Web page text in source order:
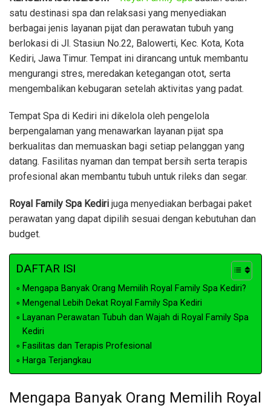
satu destinasi spa dan relaksasi yang menyediakan
berbagai jenis layanan pijat dan perawatan tubuh yang
berlokasi di Jl. Stasiun No.22, Balowerti, Kec. Kota, Kota
Kediri, Jawa Timur. Tempat ini dirancang untuk membantu
mengurangi stres, meredakan ketegangan otot, serta
mengembalikan kebugaran setelah aktivitas yang padat.
Tempat Spa di Kediri ini dikelola oleh pengelola
berpengalaman yang menawarkan layanan pijat spa
berkualitas dan memuaskan bagi setiap pelanggan yang
datang. Fasilitas nyaman dan tempat bersih serta terapis
profesional akan membantu tubuh untuk rileks dan segar.
Royal Family Spa Kediri juga menyediakan berbagai paket
perawatan yang dapat dipilih sesuai dengan kebutuhan dan
budget.
DAFTAR ISI
Mengapa Banyak Orang Memilih Royal Family Spa Kediri?
Mengenal Lebih Dekat Royal Family Spa Kediri
Layanan Perawatan Tubuh dan Wajah di Royal Family Spa
Kediri
Fasilitas dan Terapis Profesional
Harga Terjangkau
Mengapa Banyak Orang Memilih Royal